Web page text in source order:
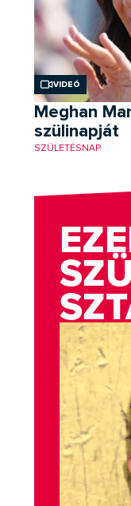
Videó
Meghan
szülinapját
SZÜLETÉSNAP